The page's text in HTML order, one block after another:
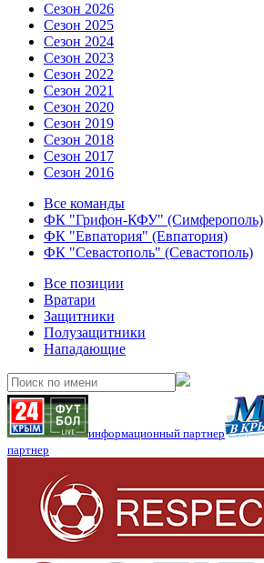
Сезон 2026
Сезон 2025
Сезон 2024
Сезон 2023
Сезон 2022
Сезон 2021
Сезон 2020
Сезон 2019
Сезон 2018
Сезон 2017
Сезон 2016
Все команды
ФК "Грифон-КФУ" (Симферополь)
ФК "Евпатория" (Евпатория)
ФК "Севастополь" (Севастополь)
Все позиции
Вратари
Защитники
Полузащитники
Нападающие
информационный партнер
партнер